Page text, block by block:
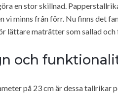
en stor skillnad.
vi minns från förr. Nu finns det
lättare maträtter som sallad
och
på 23 cm är dessa